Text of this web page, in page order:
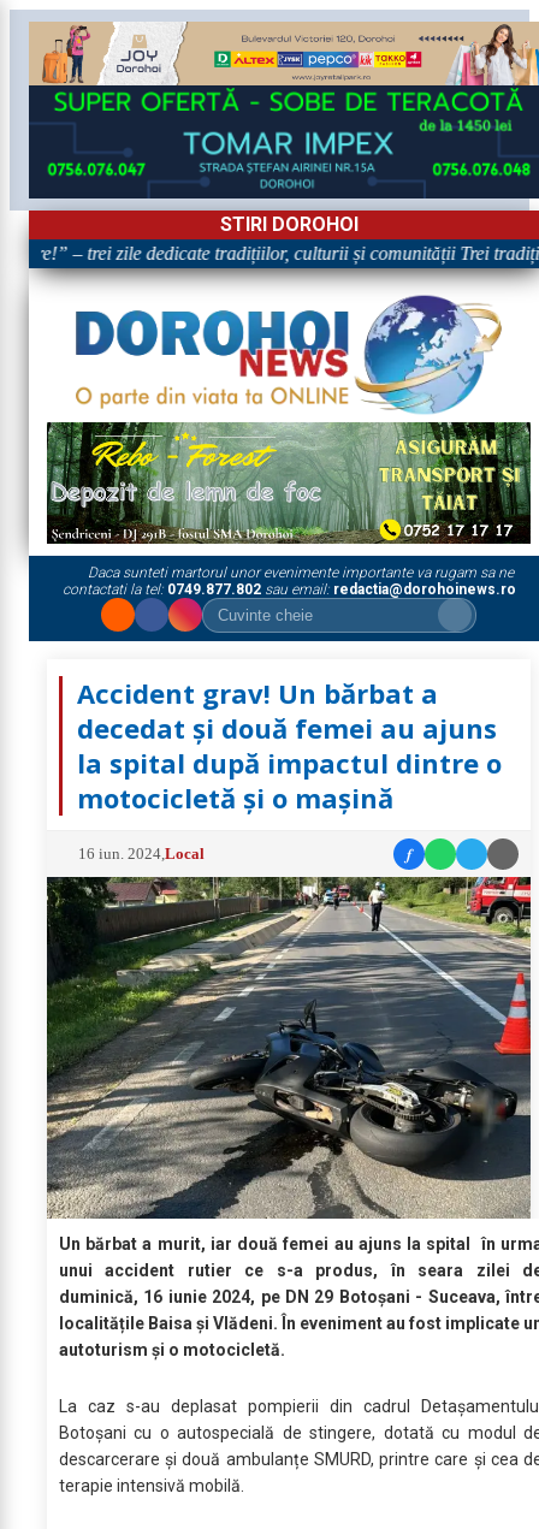
STIRI DOROHOI
– trei zile dedicate tradițiilor, culturii și comunității Trei
Daca sunteti martorul unor evenimente importante va rugam sa ne
contactati la tel: 0749.877.802sau email: redactia@dorohoinews.ro
Accident grav! Un bărbat a
decedat și două femei au ajuns
la spital după impactul dintre o
motocicletă și o mașină
16 iun. 2024 ,Local f
Un bărbat a murit, iar două femei au ajuns la spital în
unui accident rutier ce s-a produs, în seara zilei
duminică, 16 iunie 2024, pe DN 29 Botoșani - Suceava,
localitățile Baisa și Vlădeni. În eveniment au fost implicate
autoturism și o motocicletă.
La caz s-au deplasat pompierii din cadrul
Botoșani cu o autospecială de stingere, dotată cu modul
descarcerare și două ambulanțe SMURD, printre care și cea
terapie intensivă mobilă.